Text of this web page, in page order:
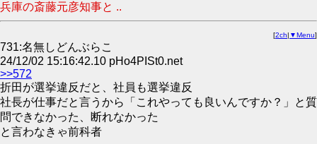
兵庫の斎藤元彦知事と ..
[2ch| ▼Menu]
731:名無しどんぶらこ
24/12/02 15:16:42.10 pHo4PISt0.net
>>572
折田が選挙違反だと、社員も選挙違反
社長が仕事だと言うから「これやっても良いんですか？」と質
問できなかった、断れなかった
と言わなきゃ前科者